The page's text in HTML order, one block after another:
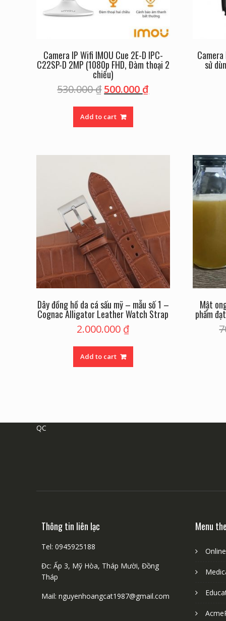
Camera IP Wifi IMOU Cue 2E-D IPC-
C22SP-D 2MP (1080p FHD, Đàm thoại 2
chiều)
530.000₫ 500.000 ₫
Add to cart
sử
Dây đồng hồ da cá sấu mỹ – mẫu số 1 –
Cognac Alligator Leather Watch Strap
2.000.000 ₫
Add to cart
Mật
phẩm
QC
Thông tin liên lạc
Tel: 0945925188
Đc: Ấp 3, Mỹ Hòa, Tháp Mười, Đồng
Tháp
Mail: nguyenhoangcat1987@gmail.com
Menu